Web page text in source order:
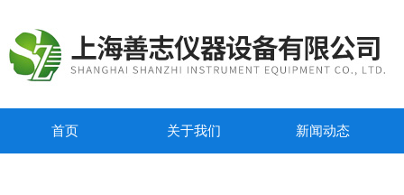
首页 关于我们 新闻动态